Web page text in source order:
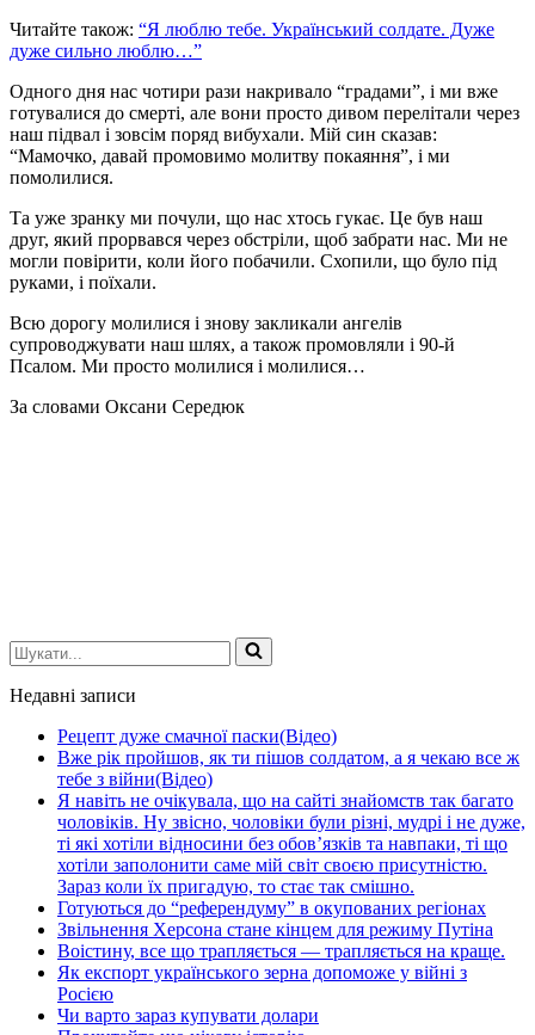
Читайте також: “Я люблю тебе. Український солдате. Дуже
дуже сильно люблю…”
Одного дня нас чотири рази накривало “градами”, і ми вже
готувалися до смерті, але вони просто дивом перелітали через
наш підвал і зовсім поряд вибухали. Мій син сказав:
“Мамочко, давай промовимо молитву покаяння”, і ми
помолилися.
Та уже зранку ми почули, що нас хтось гукає. Це був наш
друг, який прорвався через обстріли, щоб забрати нас. Ми не
могли повірити, коли його побачили. Схопили, що було під
руками, і поїхали.
Всю дорогу молилися і знову закликали ангелів
супроводжувати наш шлях, а також промовляли і 90-й
Псалом. Ми просто молилися і молилися…
За словами Оксани Середюк
Шукати...
Недавні записи
Рецепт дуже смачної паски(Відео)
Вже рік пройшов, як ти пішов солдатом, а я чекаю все ж
тебе з війни(Відео)
Я навіть не очікувала, що на сайті знайомств так багато
чоловіків. Ну звісно, чоловіки були різні, мудрі і не дуже,
ті які хотіли відносини без обов’язків та навпаки, ті що
хотіли заполонити саме мій світ своєю присутністю.
Зараз коли їх пригадую, то стає так смішно.
Готуються до “референдуму” в окупованих регіонах
Звільнення Херсона стане кінцем для режиму Путіна
Воістину, все що трапляється — трапляється на краще.
Як експорт українського зерна допоможе у війні з
Росією
Чи варто зараз купувати долари